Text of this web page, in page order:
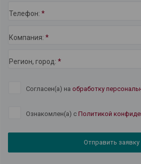
Телефон: *
Компания: *
Регион, город: *
Согласен(а) на обработку
Ознакомлен(а) с Политикой
Отправить заявку